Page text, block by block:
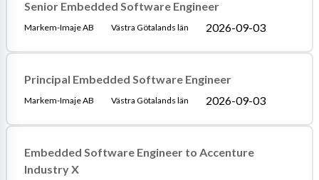
Senior Embedded Software Engineer
Markem-Imaje AB Västra Götalands län 2026-09-03
Principal Embedded Software Engineer
Markem-Imaje AB Västra Götalands län 2026-09-03
Embedded Software Engineer to Accenture
Industry X